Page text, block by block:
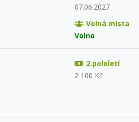
07.06.2027
Volná místa
Volno
2.pololetí
2 100 Kč